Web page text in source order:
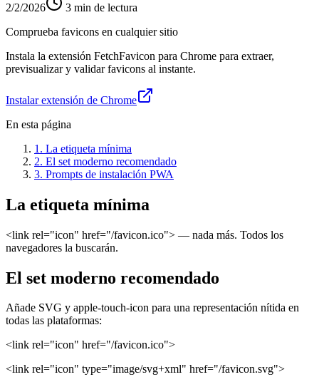
2/2/2026 3 min de lectura
Comprueba favicons en cualquier sitio
Instala la extensión FetchFavicon para Chrome para extraer,
previsualizar y validar favicons al instante.
Instalar extensión de Chrome
En esta página
1 . La etiqueta mínima
2. El set moderno recomendado
3. Prompts de instalación PWA
La etiqueta mínima
<link rel="icon" href="/favicon.ico"> — nada más. Todos los
navegadores la buscarán.
El set moderno recomendado
Añade SVG y apple-touch-icon para una representación nítida en
todas las plataformas:
<link rel="icon" href="/favicon.ico">
<link rel="icon" type="image/svg+xml" href="/favicon.svg">